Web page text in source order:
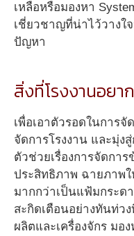
เหลือหรือมองหา
เชี่ยวชาญที่น่าไว้วางใ
ปัญหา
สิ่งที่โรงงานอยา
เพื่อเอาตัวรอดในการ
จัดการโรงงาน และมุ่ง
ตัวช่วยเรื่องการจัดกา
ประสิทธิภาพ ฉายภาพใ
มากกว่าเป็นแฟ้มกระ
สะกิดเตือนอย่างทันท่ว
ผลิตและเครื่องจักร มอ